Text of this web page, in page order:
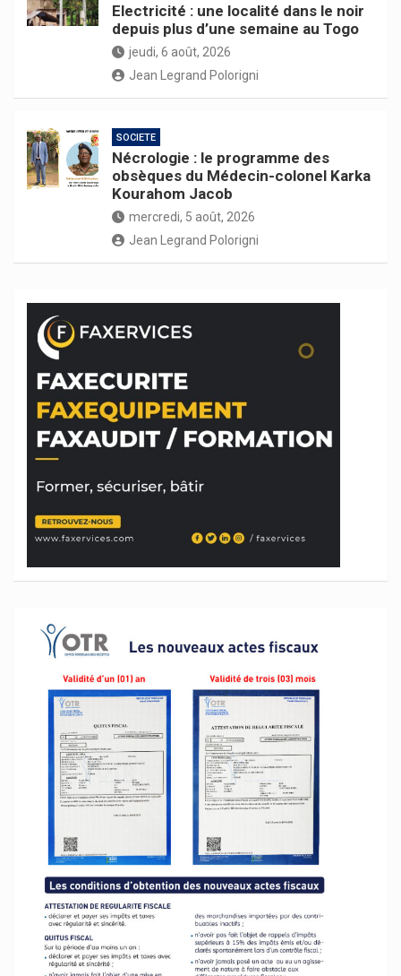
Electricité : une localité dans le noir
depuis plus d’une semaine au Togo
jeudi, 6 août, 2026
Jean Legrand Polorigni
SOCIETE
Nécrologie : le programme des
obsèques du Médecin-colonel Karka
Kourahom Jacob
mercredi, 5 août, 2026
Jean Legrand Polorigni